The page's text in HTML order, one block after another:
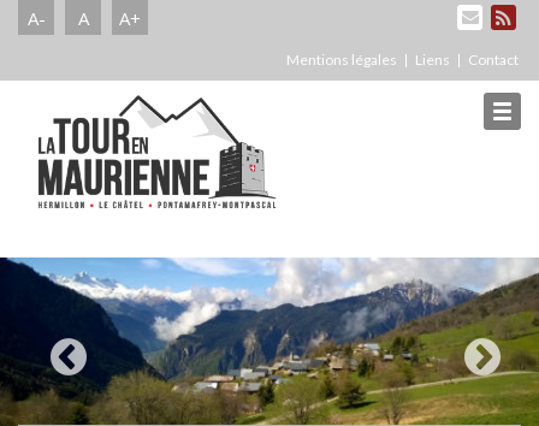
A- A A+
Mentions légales Liens Contact